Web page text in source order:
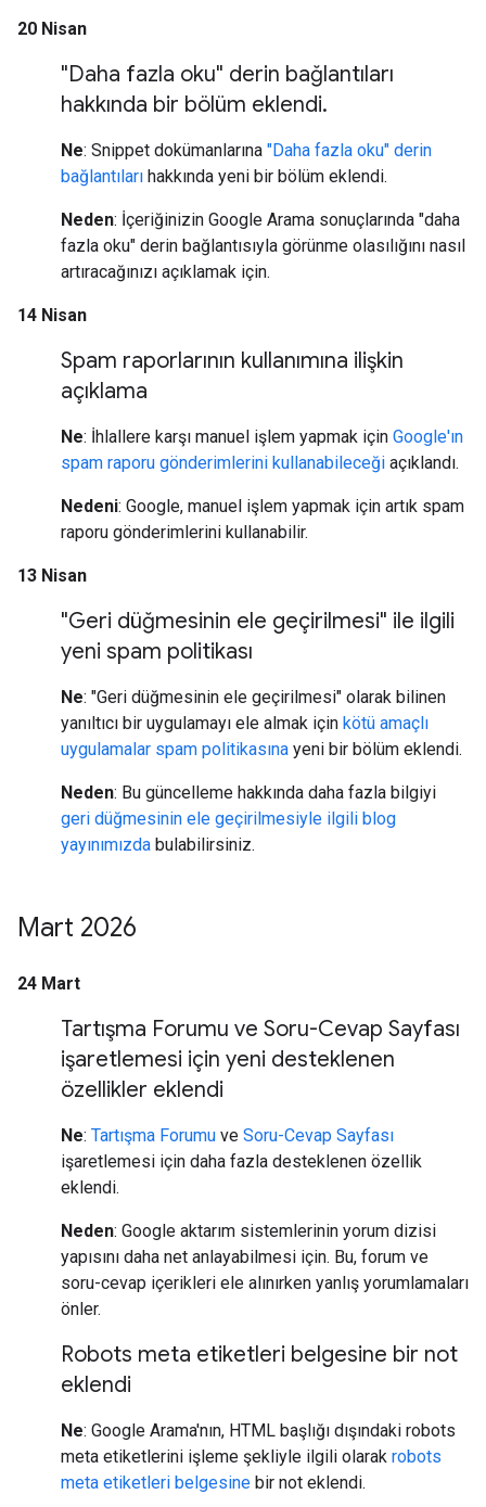
20 Nisan
"Daha fazla oku" derin bağlantıları
hakkında bir bölüm eklendi.
Ne: Snippet dokümanlarına "Daha fazla oku" derin
bağlantıları hakkında yeni bir bölüm eklendi.
Neden: İçeriğinizin Google Arama sonuçlarında "daha
fazla oku" derin bağlantısıyla görünme olasılığını nasıl
artıracağınızı açıklamak için.
14 Nisan
Spam raporlarının kullanımına ilişkin
açıklama
Ne: İhlallere karşı manuel işlem yapmak için Google'ın
spam raporu gönderimlerini kullanabileceği açıklandı.
Nedeni: Google, manuel işlem yapmak için artık spam
raporu gönderimlerini kullanabilir.
13 Nisan
"Geri düğmesinin ele geçirilmesi" ile ilgili
yeni spam politikası
Ne: "Geri düğmesinin ele geçirilmesi" olarak bilinen
yanıltıcı bir uygulamayı ele almak için kötü amaçlı
uygulamalar spam politikasına yeni bir bölüm eklendi.
Neden: Bu güncelleme hakkında daha fazla bilgiyi
geri düğmesinin ele geçirilmesiyle ilgili blog
yayınımızda bulabilirsiniz.
Mart 2026
24 Mart
Tartışma Forumu ve Soru-Cevap Sayfası
işaretlemesi için yeni desteklenen
özellikler eklendi
Ne: Tartışma Forumu ve Soru-Cevap Sayfası
işaretlemesi için daha fazla desteklenen özellik
eklendi.
Neden: Google aktarım sistemlerinin yorum dizisi
yapısını daha net anlayabilmesi için. Bu, forum ve
soru-cevap içerikleri ele alınırken yanlış yorumlamaları
önler.
Robots meta etiketleri belgesine bir not
eklendi
Ne: Google Arama'nın, HTML başlığı dışındaki robots
meta etiketlerini işleme şekliyle ilgili olarak robots
meta etiketleri belgesine bir not eklendi.